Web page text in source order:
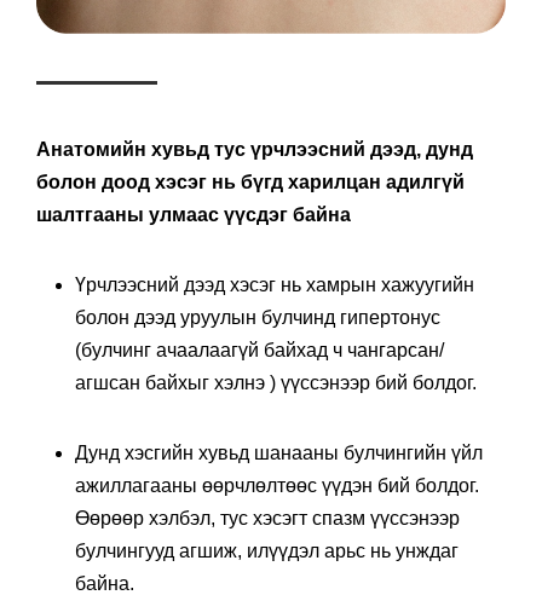
Анатомийн хувьд тус үрчлээсний дээд, дунд
болон доод хэсэг нь бүгд харилцан адилгүй
шалтгааны улмаас үүсдэг байна
Үрчлээсний дээд хэсэг нь хамрын хажуугийн
болон дээд уруулын булчинд гипертонус
(булчинг ачаалаагүй байхад ч чангарсан/
агшсан байхыг хэлнэ ) үүссэнээр бий болдог.
Дунд хэсгийн хувьд шанааны булчингийн үйл
ажиллагааны өөрчлөлтөөс үүдэн бий болдог.
Өөрөөр хэлбэл, тус хэсэгт спазм үүссэнээр
булчингууд агшиж, илүүдэл арьс нь унждаг
байна.